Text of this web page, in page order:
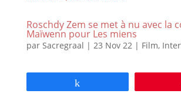
Roschdy Zem se met à nu avec la
Maïwenn pour Les miens
par Sacregraal | 23 Nov 22| Film,